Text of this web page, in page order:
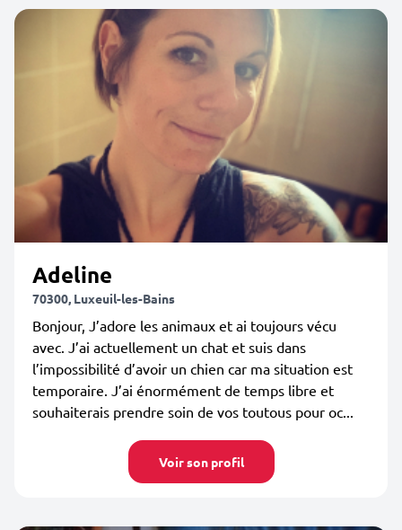
Adeline
70300, Luxeuil-les-Bains
Bonjour, J’adore les animaux et ai toujours vécu
avec. J’ai actuellement un chat et suis dans
l’impossibilité d’avoir un chien car ma situation est
temporaire. J’ai énormément de temps libre et
souhaiterais prendre soin de vos toutous pour oc...
Voir son profil